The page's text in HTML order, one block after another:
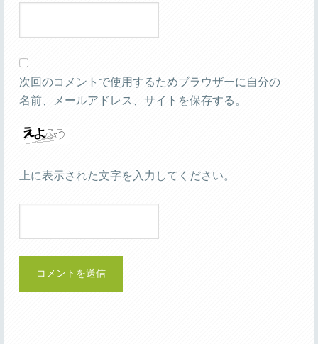
次回のコメントで使用するためブラウザーに自分の
名前、メールアドレス、サイトを保存する。
上に表示された文字を入力してください。